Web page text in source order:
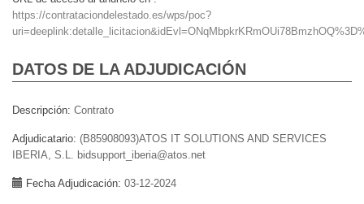
https://contrataciondelestado.es/wps/poc?
DATOS DE LA ADJUDICACIÓN
Descripción Contrato
Adjudicatario (B85908093)ATOS IT SOLUTIONS AND SERVICES
IBERIA, S.L. bidsupport_iberia@atos.net
Fecha Adjudicación 03-12-2024